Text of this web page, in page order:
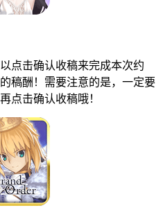
击确认收稿来完成本次约
稿酬！需要注意的是，一定要
点击确认收稿哦！